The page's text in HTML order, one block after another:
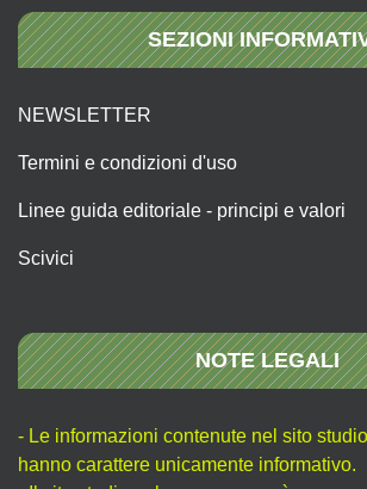
SEZIONI
NEWSLETTER
Termini e condizioni d'uso
Linee guida editoriale - principi e valori
Scivici
NOTE LEGALI
- Le informazioni contenute nel sito
hanno carattere unicamente informativo.